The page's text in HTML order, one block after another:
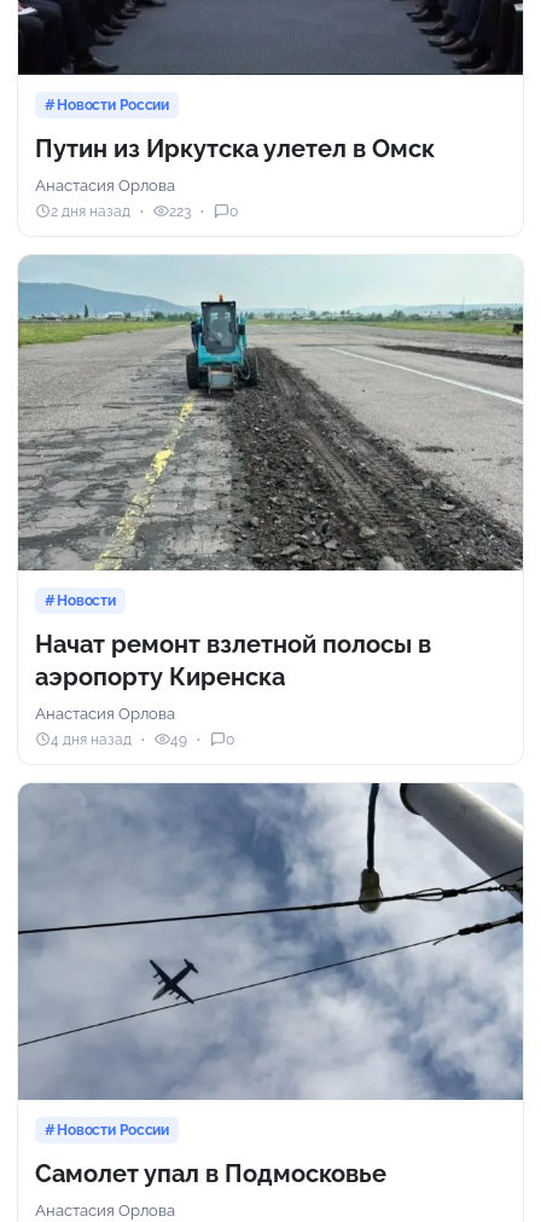
Новости России
Путин из Иркутска улетел в Омск
Анастасия Орлова
2 дня назад 223 0
Новости
Начат ремонт взлетной полосы в
аэропорту Киренска
Анастасия Орлова
4 дня назад 49 0
Новости России
Самолет упал в Подмосковье
Анастасия Орлова